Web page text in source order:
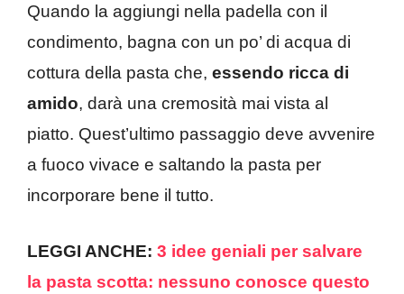
Quando la aggiungi nella padella con il
condimento, bagna con un po’ di acqua di
cottura della pasta che, essendo ricca di
amido, darà una cremosità mai vista al
piatto. Quest’ultimo passaggio deve avvenire
a fuoco vivace e saltando la pasta per
incorporare bene il tutto.
LEGGI ANCHE: 3 idee geniali per salvare
la pasta scotta: nessuno conosce questo